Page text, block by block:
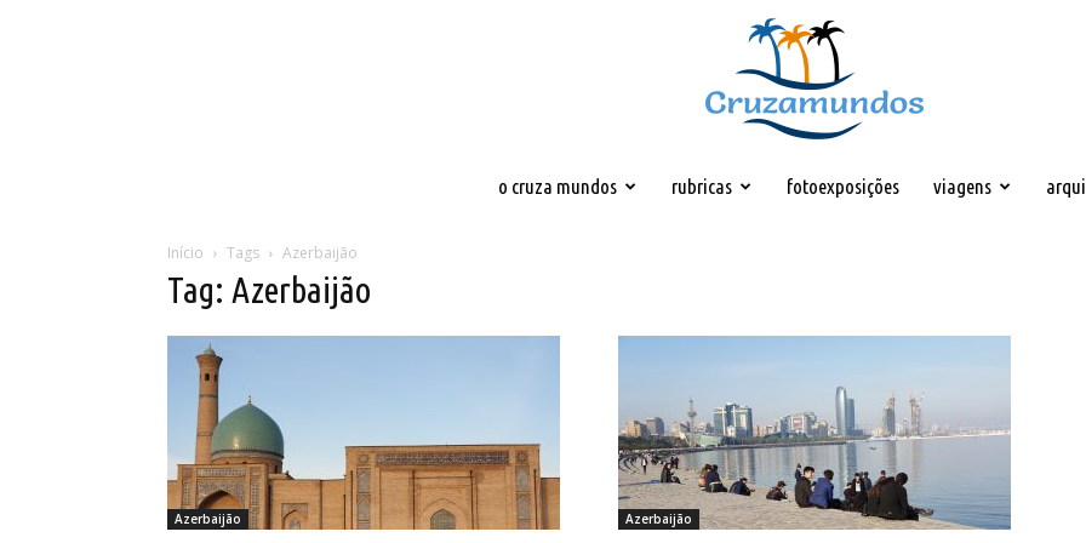
o cruza mundos rubricas fotoexposições viagens
Início Tags Azerbaijão
Tag: Azerbaijão
Azerbaijão Azerbaijão